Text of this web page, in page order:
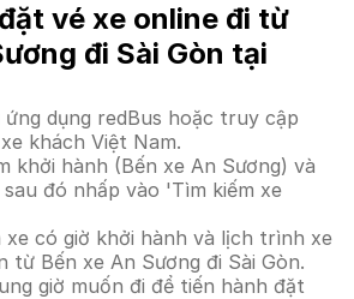
vé xe online đi từ
đi Sài Gòn tại
ứng dụng redBus hoặc truy cập
khách Việt Nam.
khởi hành (Bến xe An Sương) và
sau đó nhấp vào 'Tìm kiếm xe
xe có giờ khởi hành và lịch trình xe
từ Bến xe An Sương đi Sài Gòn.
giờ muốn đi để tiến hành đặt